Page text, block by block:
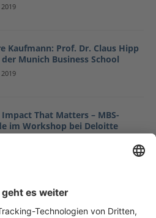
Kaufmann: Prof. Dr. Claus Hipp
Munich Business School
That Matters – MBS-
im Workshop bei Deloitte
Services
Workshop: Warum